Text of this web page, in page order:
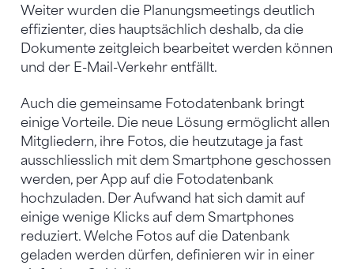
Weiter wurden die Planungsmeetings deutlich
effizienter, dies hauptsächlich deshalb, da die
Dokumente zeitgleich bearbeitet werden können
und der E-Mail-Verkehr entfällt.
Auch die gemeinsame Fotodatenbank bringt
einige Vorteile. Die neue Lösung ermöglicht allen
Mitgliedern, ihre Fotos, die heutzutage ja fast
ausschliesslich mit dem Smartphone geschossen
werden, per App auf die Fotodatenbank
hochzuladen. Der Aufwand hat sich damit auf
einige wenige Klicks auf dem Smartphones
reduziert. Welche Fotos auf die Datenbank
geladen werden dürfen, definieren wir in einer